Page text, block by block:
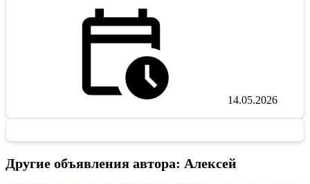
14.05.2026
Другие объявления автора: Алексей